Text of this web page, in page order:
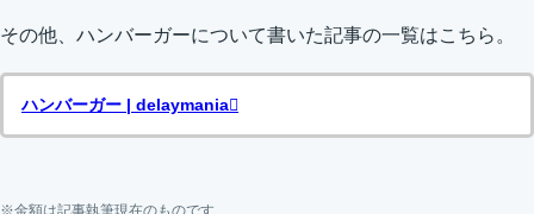
その他、ハンバーガーについて書いた記事の一覧はこちら。
ハンバーガー | delaymania